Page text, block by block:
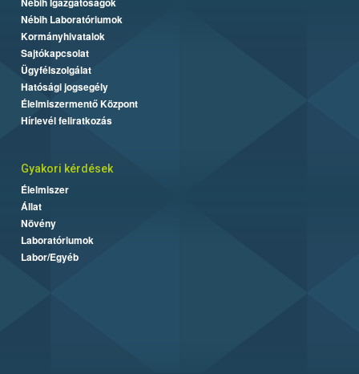
Nébih Laboratóriumok
Kormányhivatalok
Sajtókapcsolat
Ügyfélszolgálat
Hatósági jogsegély
Élelmiszermentő Központ
Hírlevél feliratkozás
Gyakori kérdések
Élelmiszer
Állat
Növény
Laboratóriumok
Labor/Egyéb